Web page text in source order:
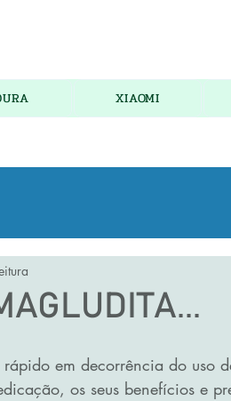
XIAOMI
em decorrência do uso
os seus benefícios e